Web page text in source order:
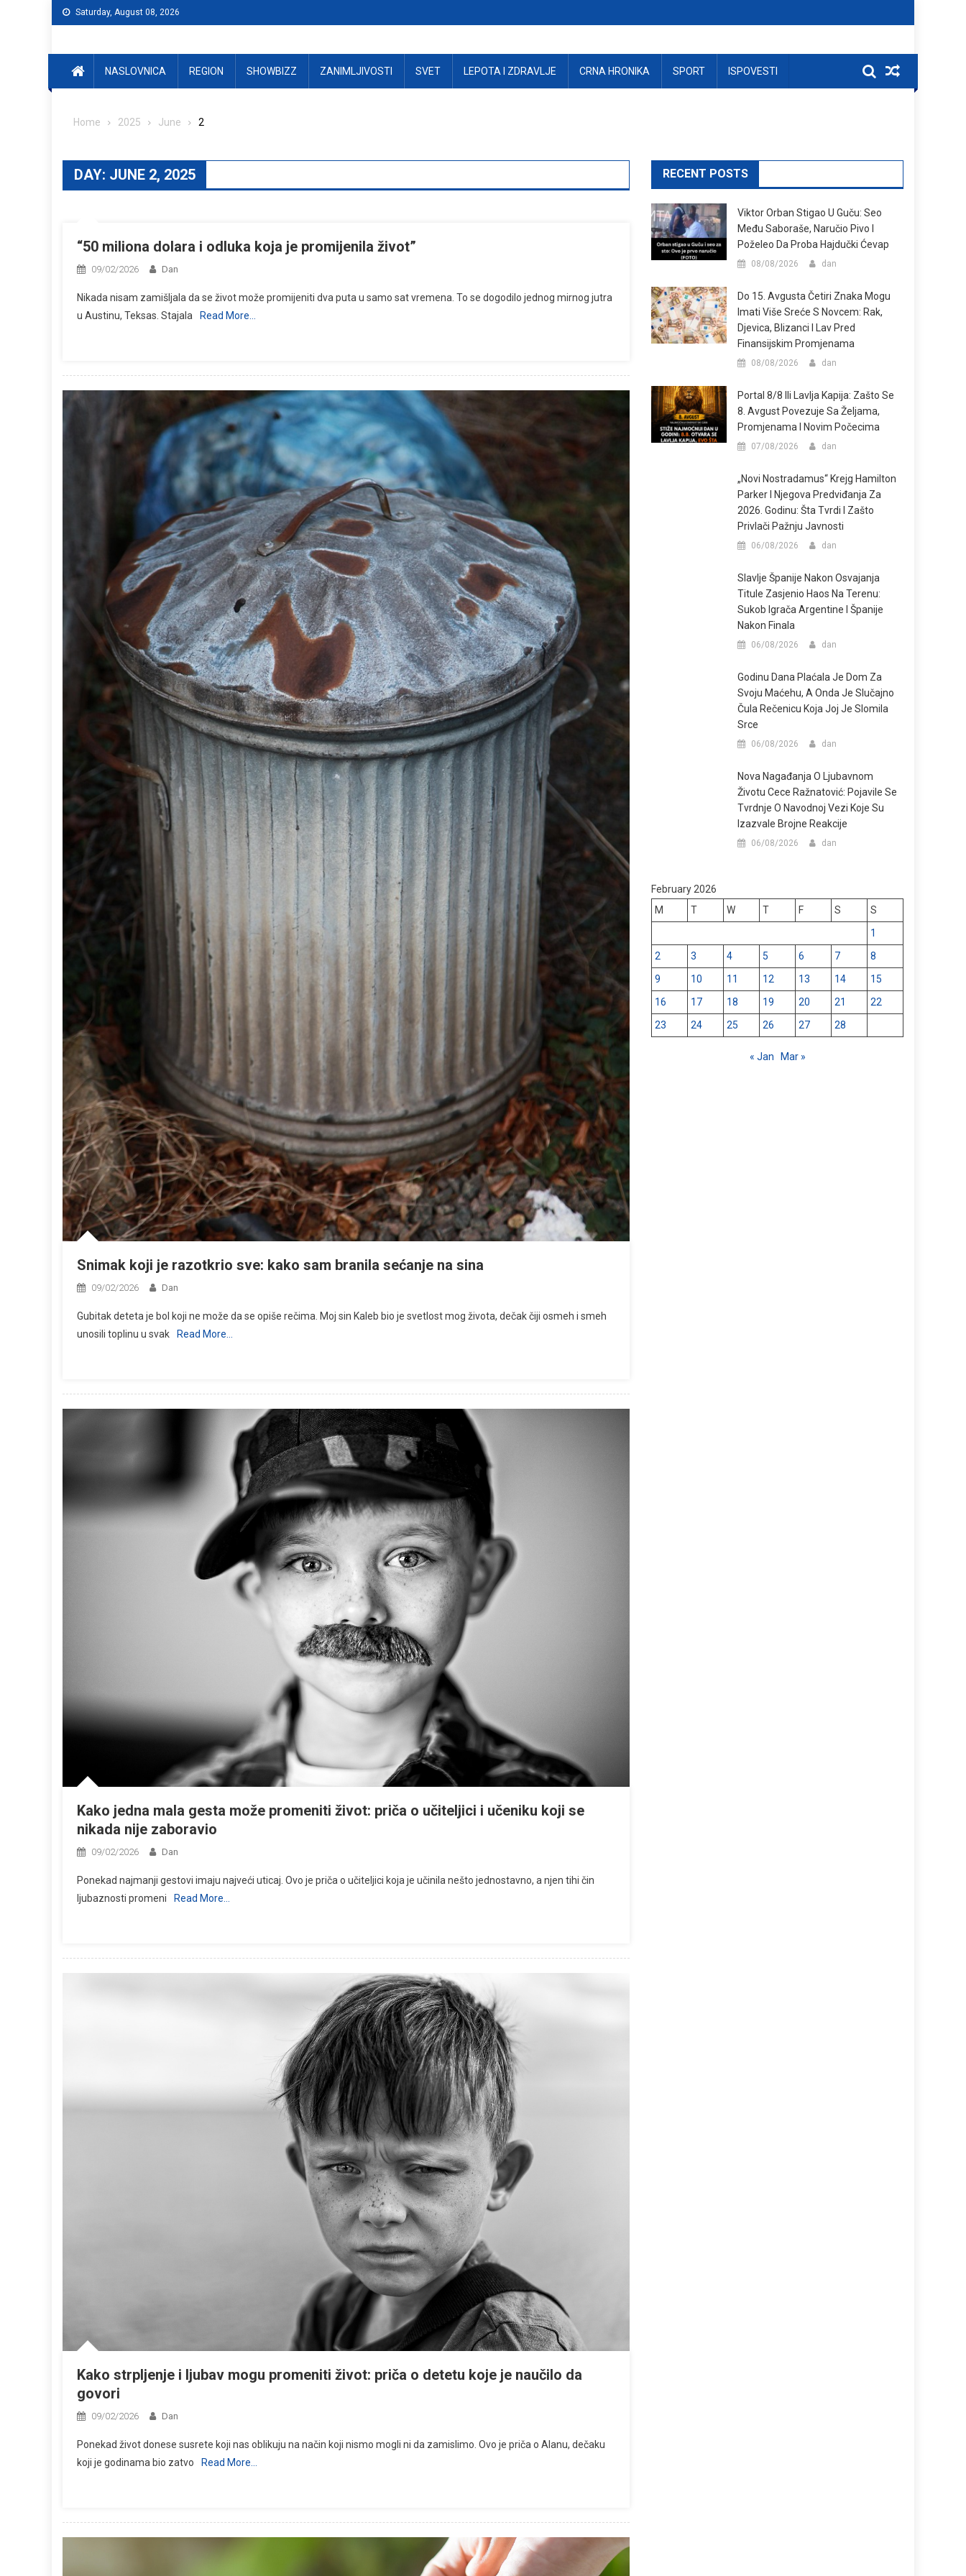
Saturday, August 08, 2026
NASLOVNICA REGION SHOWBIZZ ZANIMLJIVOSTI SVET LEPOTA I ZDRAVLJE CRNA HRONIKA SPORT ISPOVESTI
Home 2025 June 2
DAY: JUNE 2, 2025
“50 miliona dolara i odluka koja je promijenila život”
09/02/2026 Dan
Nikada nisam zamišljala da se život može promijeniti dva puta u samo sat vremena. To se dogodilo jednog mirnog jutra
u Austinu, Teksas. Stajala
Read More…
Snimak koji je razotkrio sve: kako sam branila sećanje na sina
09/02/2026 Dan
Gubitak deteta je bol koji ne može da se opiše rečima. Moj sin Kaleb bio je svetlost mog života, dečak čiji osmeh i smeh
unosili toplinu u svak
Read More…
Kako jedna mala gesta može promeniti život: priča o učiteljici i učeniku koji se
nikada nije zaboravio
09/02/2026 Dan
Ponekad najmanji gestovi imaju najveći uticaj. Ovo je priča o učiteljici koja je učinila nešto jednostavno, a njen tihi čin
ljubaznosti promeni
Read More…
Kako strpljenje i ljubav mogu promeniti život: priča o detetu koje je naučilo da
govori
09/02/2026 Dan
Ponekad život donese susrete koji nas oblikuju na način koji nismo mogli ni da zamislimo. Ovo je priča o Alanu, dečaku
koji je godinama bio zatvo
Read More…
RECENT POSTS
Viktor Orban Stigao U Guču: Seo
Među Saboraše, Naručio Pivo I
Poželeo Da Proba Hajdučki Ćevap
08/08/2026 dan
Do 15. Avgusta Četiri Znaka Mogu
Imati Više Sreće S Novcem: Rak,
Djevica, Blizanci I Lav Pred
Finansijskim Promjenama
08/08/2026 dan
Portal 8/8 Ili Lavlja Kapija: Zašto Se
8. Avgust Povezuje Sa Željama,
Promjenama I Novim Počecima
07/08/2026 dan
„Novi Nostradamus“ Krejg Hamilton
Parker I Njegova Predviđanja Za
2026. Godinu: Šta Tvrdi I Zašto
Privlači Pažnju Javnosti
06/08/2026 dan
Slavlje Španije Nakon Osvajanja
Titule Zasjenio Haos Na Terenu:
Sukob Igrača Argentine I Španije
Nakon Finala
06/08/2026 dan
Godinu Dana Plaćala Je Dom Za
Svoju Maćehu, A Onda Je Slučajno
Čula Rečenicu Koja Joj Je Slomila
Srce
06/08/2026 dan
Nova Nagađanja O Ljubavnom
Životu Cece Ražnatović: Pojavile Se
Tvrdnje O Navodnoj Vezi Koje Su
Izazvale Brojne Reakcije
06/08/2026 dan
February 2026
M
T W T F S
S
1
2
3 4 5 6 7
8
9
10 11 12 13 14
15
16
17 18 19 20 21
22
23
24 25 26 27 28
« Jan Mar »